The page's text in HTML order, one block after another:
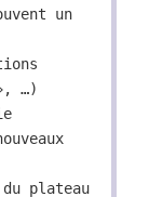
un
…)
plateau